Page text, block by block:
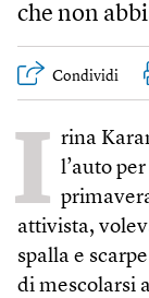
che non
Condividi
I rina
l’auto
attivista,
spalla e
di mescolarsi